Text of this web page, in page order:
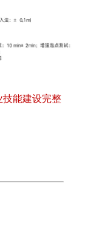
技能建设完整